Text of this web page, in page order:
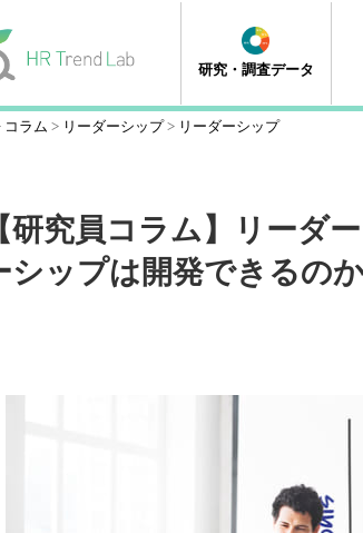
研究・調査データ
コラム リーダーシップ リーダーシップ
研究員コラム】リーダ
シップは開発できるの